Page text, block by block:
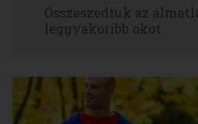
Összeszedtük az
leggyakoribb okot.